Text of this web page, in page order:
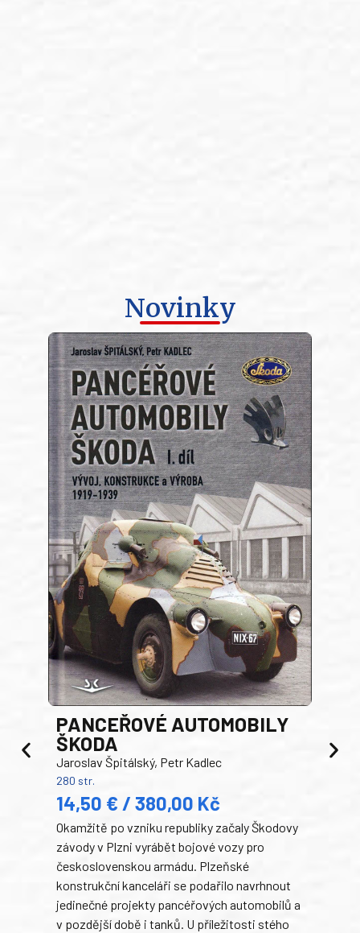
Novinky
PANCEŘOVÉ AUTOMOBILY
ŠKODA
Jaroslav Špitálský, Petr Kadlec
280 str.
14,50 € / 380,00 Kč
Okamžitě po vzniku republiky začaly Škodovy
závody v Plzni vyrábět bojové vozy pro
československou armádu. Plzeňské
konstrukční kanceláři se podařilo navrhnout
jedinečné projekty pancéřových automobilů a
v pozdější době i tanků. U příležitosti stého